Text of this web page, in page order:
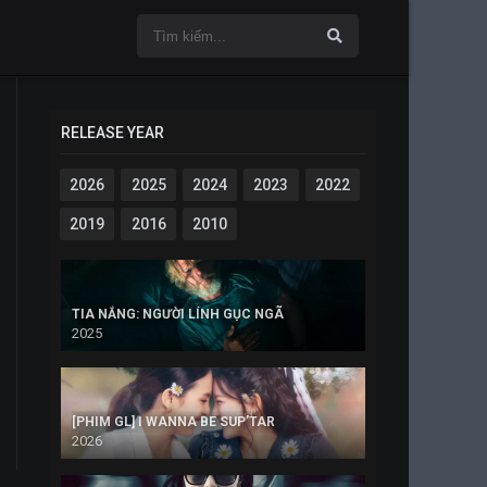
RELEASE YEAR
2026 2025 2024 2023 2022
2019 2016 2010
TIA NẮNG: NGƯỜI LÍNH GỤC NGÃ
2025
[PHIM GL] I WANNA BE SUP’TAR
2026